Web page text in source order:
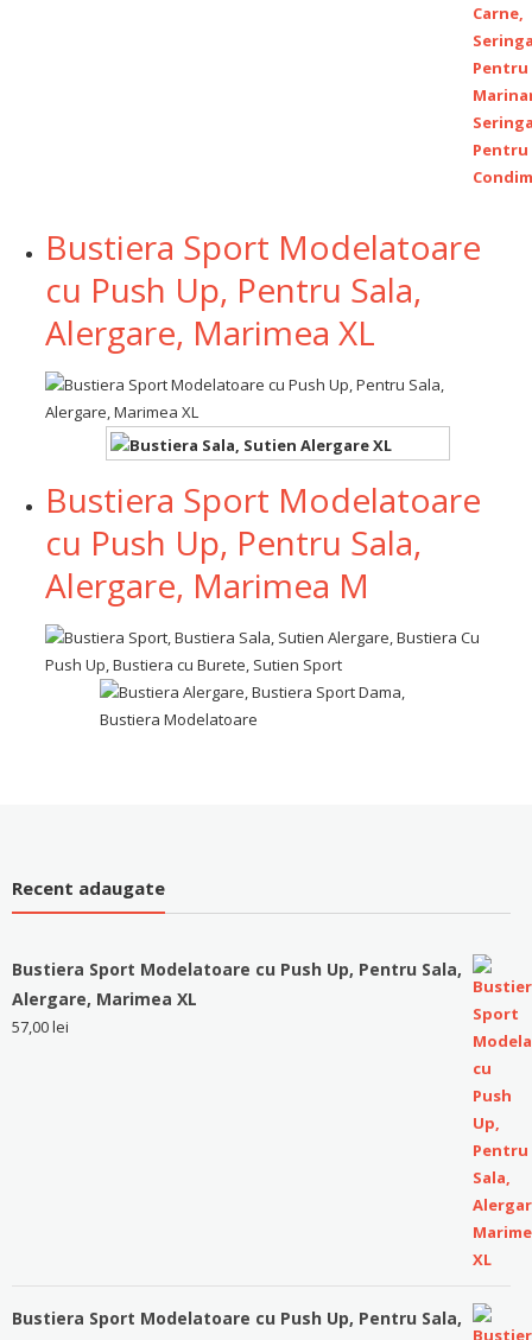
Bustiera Sport Modelatoare
cu Push Up, Pentru Sala,
Alergare, Marimea XL
Bustiera Sport Modelatoare
cu Push Up, Pentru Sala,
Alergare, Marimea M
Recent adaugate
Bustiera Sport Modelatoare cu Push Up, Pentru Sala,
Alergare, Marimea XL
57,00lei
Bustiera Sport Modelatoare cu Push Up, Pentru Sala,